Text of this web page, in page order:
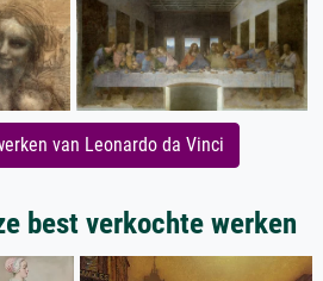
van Leonardo da Vinci
best verkochte werken